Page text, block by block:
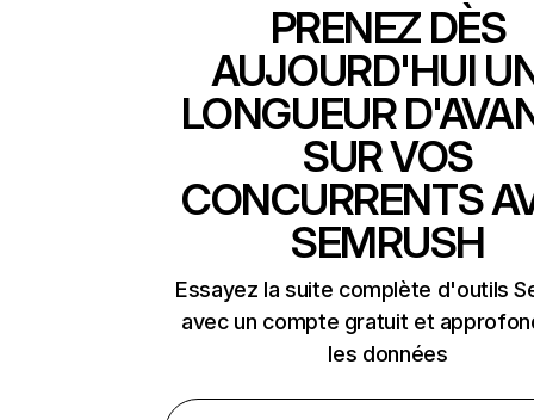
PRENEZ DÈS
AUJOURD'HUI
LONGUEUR
SUR VOS
CONCURRENTS
SEMRUSH
Essayez la suite complète d'outils
avec un compte gratuit et
les données